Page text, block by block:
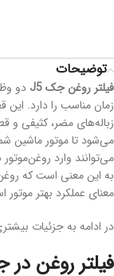
توضیحات
فيلتر روغن جک J5 دو
زمان مناسب را دارد. این
زباله‌های مضر، کثیفی و
می‌شود تا موتور ماشین
می‌توانند وارد
به این معنی است که
معنای عملکرد بهتر
در ادامه به جزئیات
فیلتر روغن